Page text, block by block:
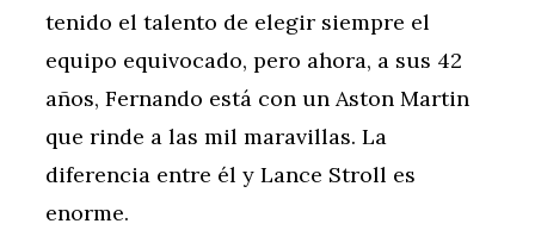
tenido el talento de elegir siempre el
equipo equivocado, pero ahora, a sus 42
años, Fernando está con un Aston Martin
que rinde a las mil maravillas. La
diferencia entre él y Lance Stroll es
enorme.